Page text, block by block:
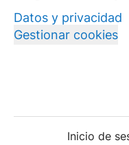
Datos y privacidad
Gestionar cookies
Inicio de